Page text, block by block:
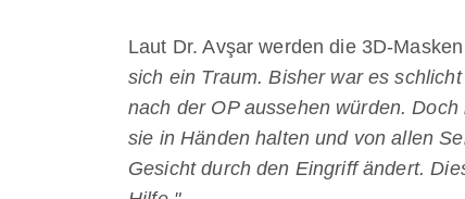
Laut Dr. Avşar werden die 3D-
sich ein Traum. Bisher war es
nach der OP aussehen würden.
sie in Händen halten und von allen
Gesicht durch den Eingriff ändert.